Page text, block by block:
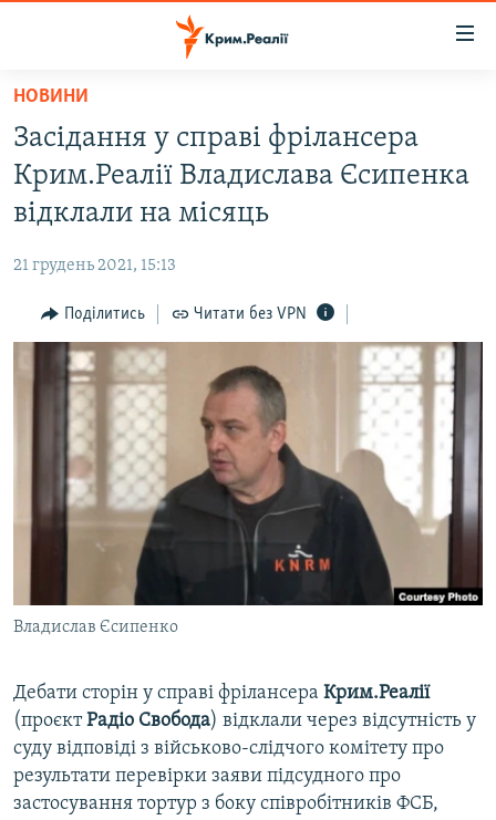
Перейти
основного
матеріалу
Перейти
до
основної
навігації
Перейти
до
пошуку
ВОДА.КРИМ
ВІДЕО ТА ФОТО
БЛОГИ
ПОГЛЯД
ІНТЕРВ'Ю
ВСЕ ЗА ДЕНЬ
СПЕЦПРОЕКТИ
ДЕПОРТАЦІЯ
ВІДЕОУРОКИ «ELIFBE»
СВІДЧЕННЯ ОКУПАЦІЇ
УКРАЇНСЬКА ПРОБЛЕМА КРИМУ
ІНФОГРАФІКА
ЯК ОБІЙТИ БЛОКУВАННЯ
Русский
ДОЛУЧАЙСЯ!
Усі сайти RFE/RL
НОВИНИ
Засідання у справі фрілансера
Крим.Реалії Владислава Єсипенка
відклали на місяць
21 грудень 2021, 15:13
Поділитись Читати без VPN
Владислав Єсипенко
Дебати сторін у справі фрілансера Крим.Реалії
(проєктРадіо Свобода) відклали через відсутність у
суду відповіді з військово-слідчого комітету про
результати перевірки заяви підсудного про
застосування тортур з боку співробітників ФСБ,